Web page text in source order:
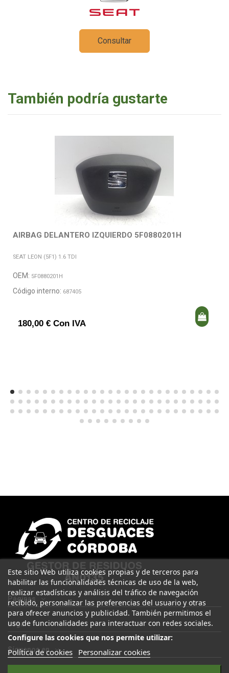
Consultar
También podría gustarte
AIRBAG DELANTERO IZQUIERDO 5F0880201H
SEAT LEON (5F1) 1.6 TDI
OEM: 5F0880201H
Código interno: 687405
180,00 € Con IVA
Páginas
Legal
Este sitio Web utiliza cookies propias y de terceros para
habilitar las funcionalidades técnicas de uso de la web,
realizar estadísticas y análisis del tráfico de navegación
recibido, personalizar las preferencias del usuario y otras
para ofrecer anuncios y publicidad. También permitimos el
uso de funcionalidades para interactuar con redes sociales.
Configure las cookies que nos permite utilizar:
Política de cookies Personalizar cookies
Síguenos en